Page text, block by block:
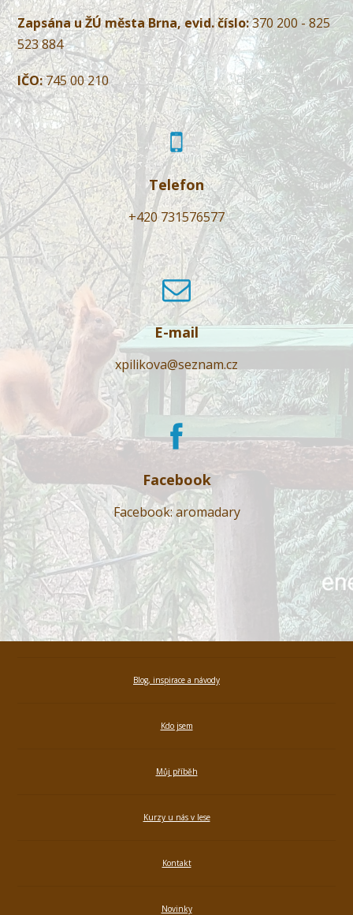
Zapsána u ŽÚ města Brna, evid. číslo:370 200 - 825
523 884
IČO:745 00 210
Telefon
+420 731576577
E-mail
xpilikova@seznam.cz
Facebook
Facebook: aromadary
Blog, inspirace a návody
Kdo jsem
Můj příběh
Kurzy u nás v lese
Kontakt
Novinky